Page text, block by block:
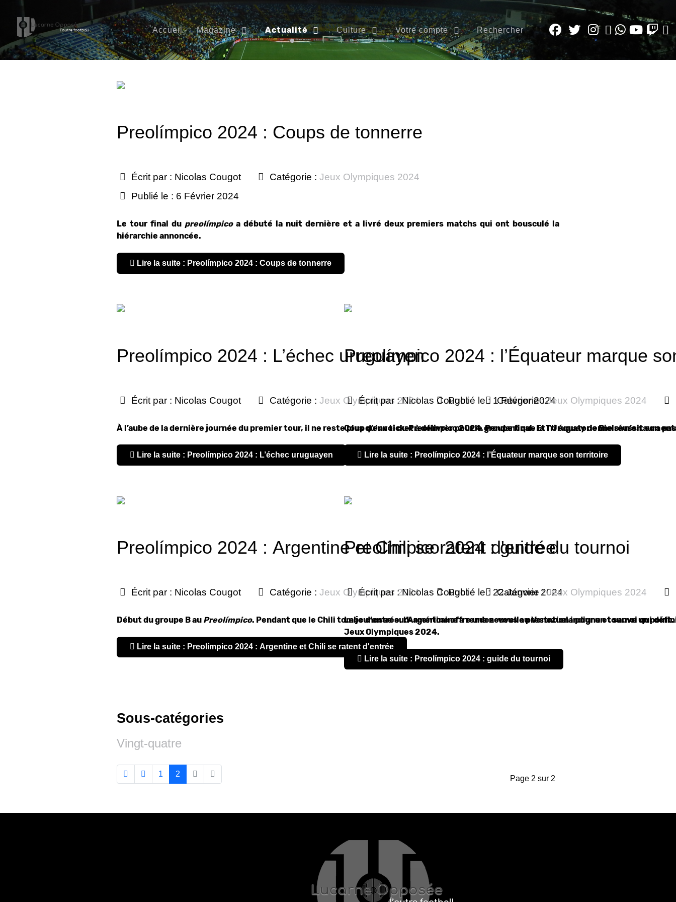
Accueil Magazine Actualité Culture Votre compte Rechercher
Preolímpico 2024 : Coups de tonnerre
Écrit par : Nicolas Cougot Catégorie : Jeux Olympiques 2024
Publié le : 6 Février 2024
Le tour final du preolímpico a débuté la nuit dernière et a livré deux premiers matchs qui ont bousculé la
hiérarchie annoncée.
Lire la suite : Preolímpico 2024 : Coups de tonnerre
Preolímpico 2024 : L’échec uruguayen
Écrit par : Nicolas Cougot Catégorie : Jeux Olympiques 2024 Publié le : 1 Février 2024
À l’aube de la dernière journée du premier tour, il ne reste plus qu’un ticket à délivrer pour le groupe final. Et l’Uruguay de Bielsa n’en aura
Lire la suite : Preolímpico 2024 : L’échec uruguayen
Preolímpico 2024 : Argentine et Chili se ratent d'entrée
Écrit par : Nicolas Cougot Catégorie : Jeux Olympiques 2024 Publié le : 22 Janvier 2024
Début du groupe B au Preolímpico. Pendant que le Chili tombe d’entrée, l’Argentine offre une nouvelle prestation indigne et sauve un point.
Lire la suite : Preolímpico 2024 : Argentine et Chili se ratent d'entrée
Preolímpico 2024 : l’Équateur marque
Écrit par :Nicolas Cougot Catégorie :Jeux Olympiques 2024
Coup d’envoi du Preolímpico 2024. Pendant que la Tri équatorienne réussit son
Lire la suite : Preolímpico 2024 : l’Équateur marque son territoire
Preolímpico 2024 : guide du tournoi
Écrit par :Nicolas Cougot Catégorie :Jeux Olympiques 2024
La jeunesse sud-américaine a rendez-vous au Venezuela pour un tournoi qui
Jeux Olympiques 2024.
Lire la suite : Preolímpico 2024 : guide du tournoi
Sous-catégories
Vingt-quatre
Page 2 sur 2
1 2